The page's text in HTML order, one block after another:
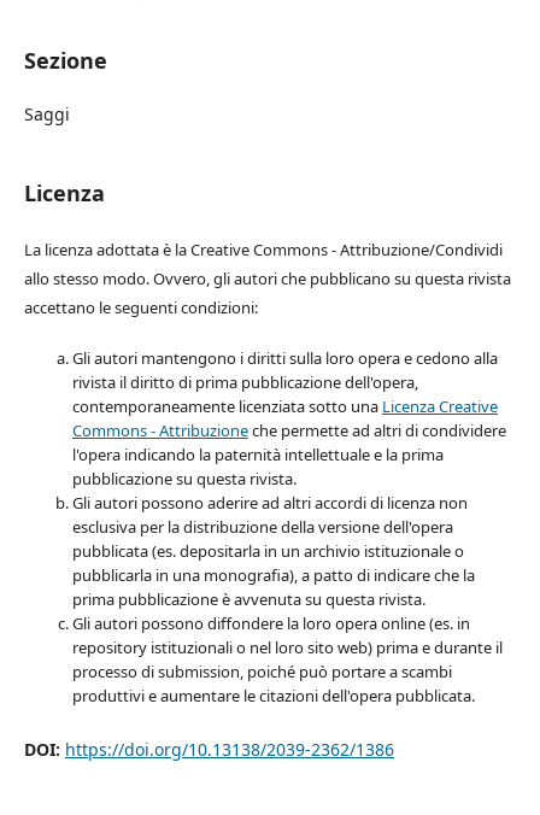
Sezione
Saggi
Licenza
La licenza adottata è la Creative Commons - Attribuzione/Condividi
allo stesso modo. Ovvero, gli autori che pubblicano su questa rivista
accettano le seguenti condizioni:
Gli autori mantengono i diritti sulla loro opera e cedono alla
rivista il diritto di prima pubblicazione dell'opera,
contemporaneamente licenziata sotto una Licenza Creative
Commons - Attribuzioneche permette ad altri di condividere
l'opera indicando la paternità intellettuale e la prima
pubblicazione su questa rivista.
Gli autori possono aderire ad altri accordi di licenza non
esclusiva per la distribuzione della versione dell'opera
pubblicata (es. depositarla in un archivio istituzionale o
pubblicarla in una monografia), a patto di indicare che la
prima pubblicazione è avvenuta su questa rivista.
Gli autori possono diffondere la loro opera online (es. in
repository istituzionali o nel loro sito web) prima e durante il
processo di submission, poiché può portare a scambi
produttivi e aumentare le citazioni dell'opera pubblicata.
DOI: https://doi.org/10.13138/2039-2362/1386